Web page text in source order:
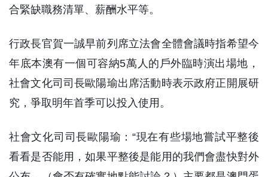
合緊缺職務清單、薪酬水平等。
行政長官賀一誠早前列席立法會全體會議時指希望今
年底本澳有一個可容納5萬人的戶外臨時演出場地，
社會文化司司長歐陽瑜出席活動時表示政府正開展研
究，爭取明年首季可以投入使用。
社會文化司司長歐陽瑜：“現在有些場地嘗試平整後
看看是否能用，如果平整後是能用的我們會盡快對外